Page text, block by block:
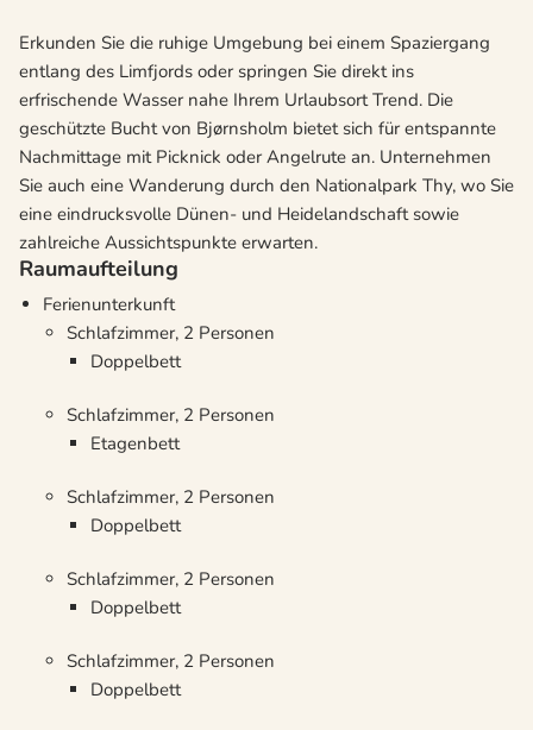
Erkunden Sie die ruhige Umgebung bei einem Spaziergang
entlang des Limfjords oder springen Sie direkt ins
erfrischende Wasser nahe Ihrem Urlaubsort Trend. Die
geschützte Bucht von Bjørnsholm bietet sich für entspannte
Nachmittage mit Picknick oder Angelrute an. Unternehmen
Sie auch eine Wanderung durch den Nationalpark Thy, wo Sie
eine eindrucksvolle Dünen- und Heidelandschaft sowie
zahlreiche Aussichtspunkte erwarten.
Raumaufteilung
Ferienunterkunft
Schlafzimmer, 2 Personen
Doppelbett
Schlafzimmer, 2 Personen
Etagenbett
Schlafzimmer, 2 Personen
Doppelbett
Schlafzimmer, 2 Personen
Doppelbett
Schlafzimmer, 2 Personen
Doppelbett